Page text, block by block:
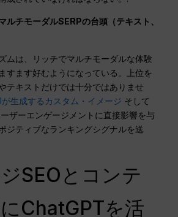
ルチモーダルSERPの台頭（テキスト、
ムは、リッチでマルチモーダルな体験
すます好むようになっている。上位を
テキストだけでは十分ではありませ
が生成するカスタム・イメージ そして
ーザーエンゲージメントに直接影響を与
ジティブなランキングシグナルを送
SEOとコンテ
ChatGPTを活